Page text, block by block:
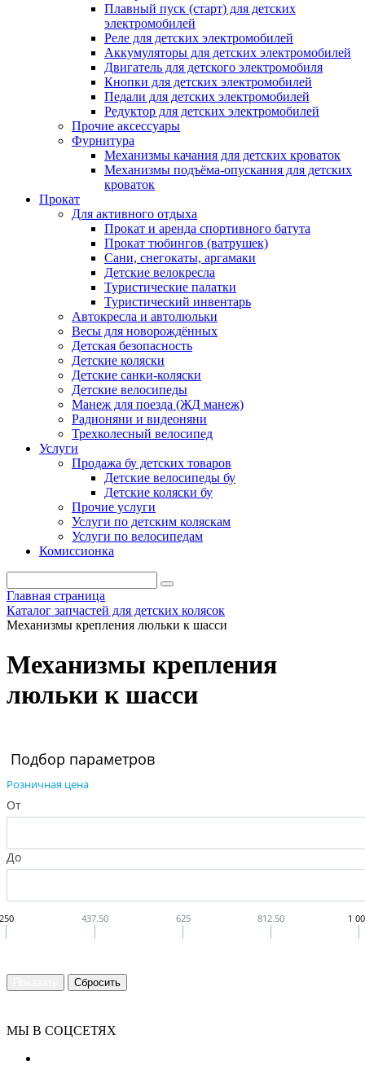
Плавный пуск (старт) для детских
электромобилей
Реле для детских электромобилей
Аккумуляторы для детских электромобилей
Двигатель для детского электромобиля
Кнопки для детских электромобилей
Педали для детских электромобилей
Редуктор для детских электромобилей
Прочие аксессуары
Фурнитура
Механизмы качания для детских кроваток
Механизмы подъёма-опускания для детских
кроваток
Прокат
Для активного отдыха
Прокат и аренда спортивного батута
Прокат тюбингов (ватрушек)
Сани, снегокаты, аргамаки
Детские велокресла
Туристические палатки
Туристический инвентарь
Автокресла и автолюльки
Весы для новорождённых
Детская безопасность
Детские коляски
Детские санки-коляски
Детские велосипеды
Манеж для поезда (ЖД манеж)
Радионяни и видеоняни
Трехколесный велосипед
Услуги
Продажа бу детских товаров
Детские велосипеды бу
Детские коляски бу
Прочие услуги
Услуги по детским коляскам
Услуги по велосипедам
Комиссионка
Главная страница
Каталог запчастей для детских колясок
Механизмы крепления люльки к шасси
Механизмы крепления
люльки к шасси
Подбор параметров
Розничная цена
От
До
437.50 625 812.50 1
МЫ В СОЦСЕТЯХ